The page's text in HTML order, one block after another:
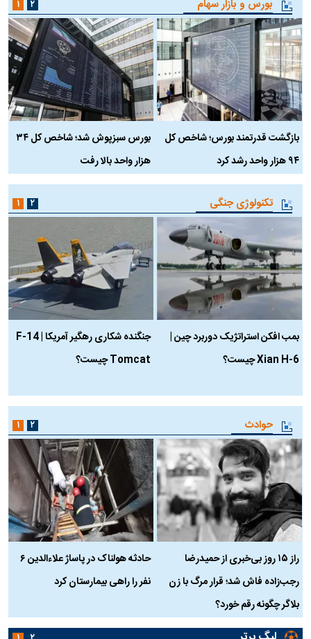
بورس و بازار سهام
بازگشت قدرتمند بورس؛ شاخص کل
۹۴ هزار واحد رشد کرد
بورس سبزپوش شد؛ شاخص کل ۳۴
هزار واحد بالا رفت
۱ ۲
تکنولوژی جنگی
بمب افکن استراتژیک دوربرد چین |
Xian H-6 چیست؟
جنگنده شکاری رهگیر آمریکا | F-14
Tomcat چیست؟
۱ ۲
حوادث
راز ۱۵ روز بی‌خبری از حمیدرضا
رجب‌زاده فاش شد؛ قرار مرگ با زن
بلاگر چگونه رقم خورد؟
حادثه هولناک در پاساژ علاءالدین ۶
نفر را راهی بیمارستان کرد
۱ ۲